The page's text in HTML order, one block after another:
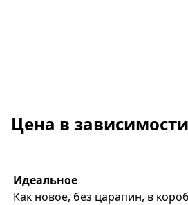
Цена в
Идеальное
Как новое, без царапин, в